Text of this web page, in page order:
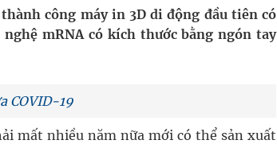
và cộng đồng
đăng ký khám theo yêu
công máy in 3D di động đầu tiên có
mRNA có kích thước bằng ngón tay
COVID-19
mất nhiều năm nữa mới có thể sản xuất